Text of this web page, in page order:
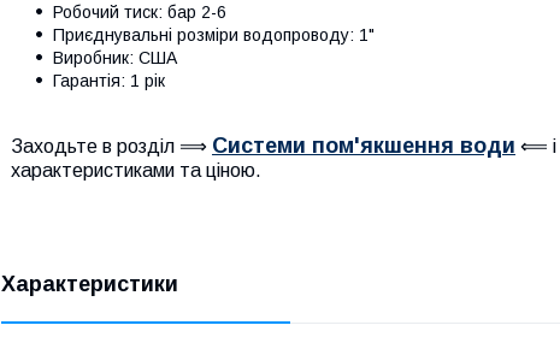
Робочий тиск: бар 2-6
Приєднувальні розміри водопроводу: 1"
Виробник: США
Гарантія: 1 рік
Заходьте в розділ ⟹ Системи пом'якшення води ⟸ і
характеристиками та ціною.
Характеристики